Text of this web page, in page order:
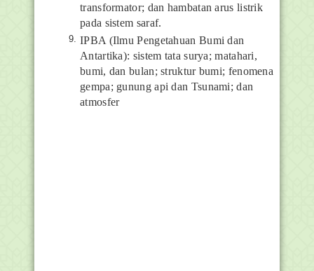
transformator; dan hambatan arus listrik
pada sistem saraf.
IPBA (Ilmu Pengetahuan Bumi dan
Antartika): sistem tata surya; matahari,
bumi, dan bulan; struktur bumi; fenomena
gempa; gunung api dan Tsunami; dan
atmosfer